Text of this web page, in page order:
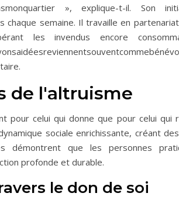
», explique-t-il. Son
semaine. Il travaille en
les invendus encore
de l'altruisme
pour celui qui donne que pour celui qui
sociale enrichissante, créant
démontrent que les personnes
profonde et durable.
le don de soi